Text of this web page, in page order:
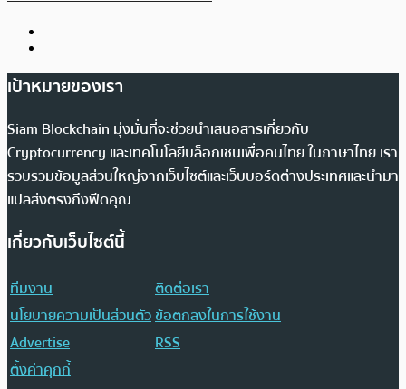
เป้าหมายของเรา
Siam Blockchain มุ่งมั่นที่จะช่วยนำเสนอสารเกี่ยวกับ
Cryptocurrency และเทคโนโลยีบล็อกเชนเพื่อคนไทย ในภาษาไทย เรา
รวบรวมข้อมูลส่วนใหญ่จากเว็บไซต์และเว็บบอร์ดต่างประเทศและนำมา
แปลส่งตรงถึงฟีดคุณ
เกี่ยวกับเว็บไซต์นี้
ทีมงาน
ติดต่อเรา
นโยบายความเป็นส่วนตัวข้อตกลงในการใช้งาน
Advertise
RSS
ตั้งค่าคุกกี้